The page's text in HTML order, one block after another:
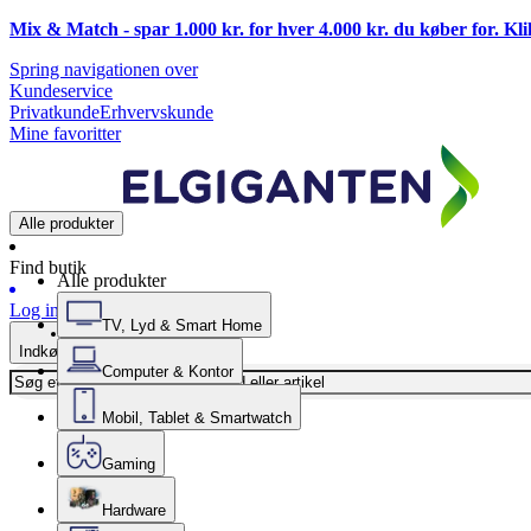
Mix & Match - spar 1.000 kr. for hver 4.000 kr. du køber for.
Spring navigationen over
Kundeservice
PrivatkundeErhvervskunde
Mine favoritter
Alle produkter
Find butik
Log ind
Indkøbskurv
Alle produkter
TV, Lyd & Smart Home
Computer & Kontor
Mobil, Tablet & Smartwatch
Gaming
Hardware